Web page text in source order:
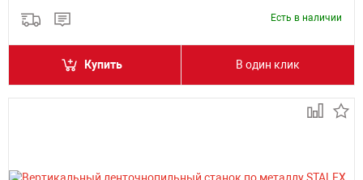
Есть в наличии
Купить В один клик